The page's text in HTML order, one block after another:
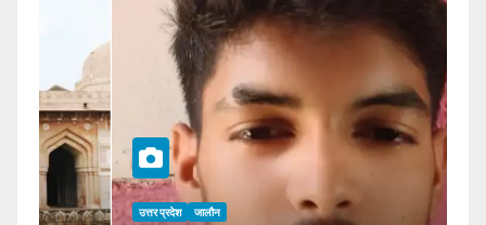
उत्तर प्रदेश जालौन